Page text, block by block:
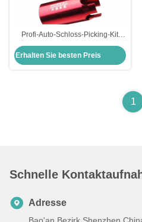
Profi-Auto-Schloss-Picking-Kit
Zündschloss Entstaubung
Werkzeug für B-Enz
Erhalten Sie besten Preis
1
Schnelle
Adresse